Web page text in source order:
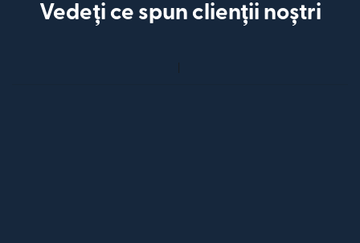
Vedeți ce spun clienții noștri